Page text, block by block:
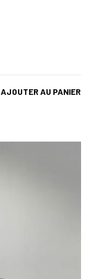
AJOUTER AU PANIER